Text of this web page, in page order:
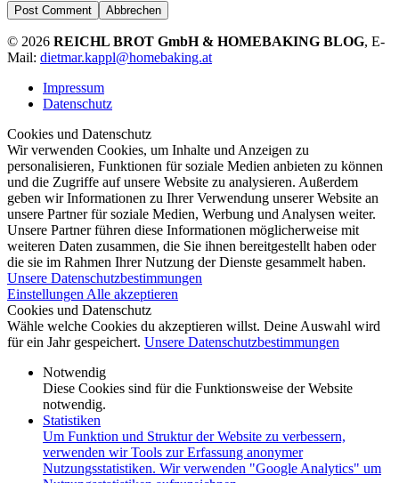
Abbrechen
© 2026 REICHL BROT GmbH & HOMEBAKING BLOG, E-
Mail: dietmar.kappl@homebaking.at
Impressum
Datenschutz
Cookies und Datenschutz
Wir verwenden Cookies, um Inhalte und Anzeigen zu
personalisieren, Funktionen für soziale Medien anbieten zu können
und die Zugriffe auf unsere Website zu analysieren. Außerdem
geben wir Informationen zu Ihrer Verwendung unserer Website an
unsere Partner für soziale Medien, Werbung und Analysen weiter.
Unsere Partner führen diese Informationen möglicherweise mit
weiteren Daten zusammen, die Sie ihnen bereitgestellt haben oder
die sie im Rahmen Ihrer Nutzung der Dienste gesammelt haben.
Unsere Datenschutzbestimmungen
Einstellungen Alle akzeptieren
Cookies und Datenschutz
Wähle welche Cookies du akzeptieren willst. Deine Auswahl wird
für ein Jahr gespeichert. Unsere Datenschutzbestimmungen
Notwendig
Diese Cookies sind für die Funktionsweise der Website
notwendig.
Statistiken
Um Funktion und Struktur der Website zu verbessern,
verwenden wir Tools zur Erfassung anonymer
Nutzungsstatistiken. Wir verwenden "Google Analytics" um